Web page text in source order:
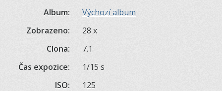
Album:
Výchozí album
Zobrazeno:
28 x
Clona:
7.1
Čas expozice:
1/15 s
ISO:
125